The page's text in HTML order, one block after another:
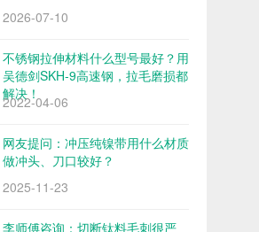
2026-07-10
不锈钢拉伸材料什么型号最好？用
吴德剑SKH-9高速钢，拉毛磨损都
解决！
2022-04-06
网友提问：冲压纯镍带用什么材质
做冲头、刀口较好？
2025-11-23
李师傅咨询：切断钛料毛刺很严